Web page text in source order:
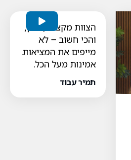
הצוות מקצועי, זמין,
והכי חשוב – לא
מייפים את המציאות.
אמינות מעל הכל.
תמיר עבוד